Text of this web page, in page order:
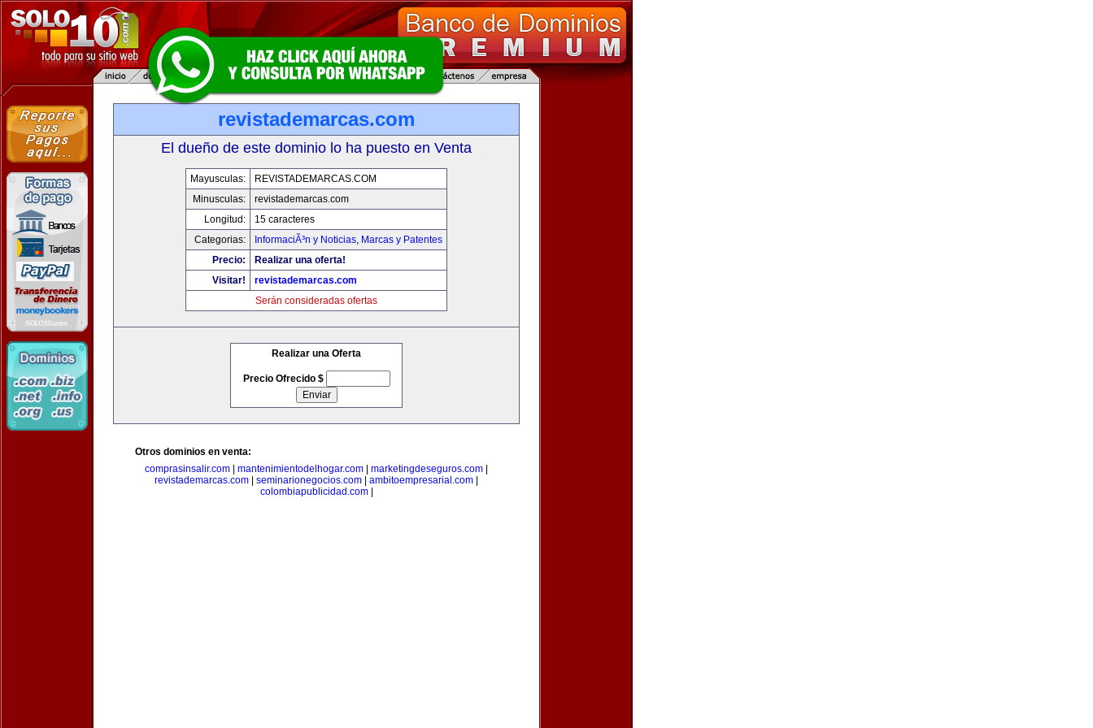
revistademarcas.com
El dueño de este dominio lo ha puesto en Venta
Mayusculas:
REVISTADEMARCAS.COM
Minusculas:
revistademarcas.com
Longitud:
15 caracteres
Categorias:
InformaciÃ³n y Noticias, Marcas y Patentes
Precio:
Realizar una oferta!
Visitar!
revistademarcas.com
Serán consideradas ofertas
Realizar una Oferta
Precio Ofrecido $
Otros dominios en venta:
comprasinsalir.com
mantenimientodelhogar.com marketingdeseguros.com
revistademarcas.com
seminarionegocios.com ambitoempresarial.com
colombiapublicidad.com|